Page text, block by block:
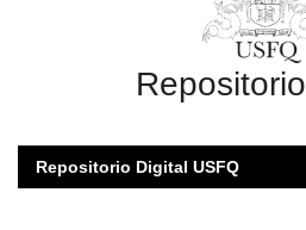
Repositorio
Repositorio Digital USFQ